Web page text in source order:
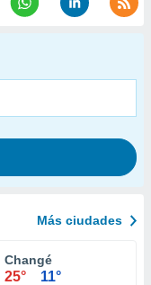
Más ciudades
Changé
25° 11°